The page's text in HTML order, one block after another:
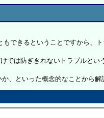
できるということですから、
は防ぎきれないトラブルとい
、といった概念的なことから解